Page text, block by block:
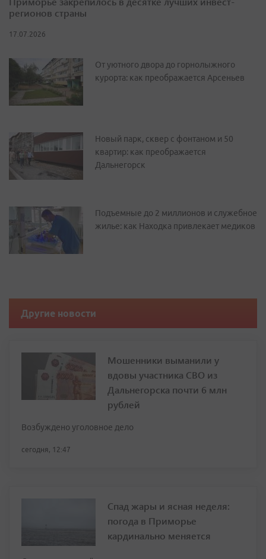
регионов страны
17.07.2026
От уютного двора до горнолыжного
курорта: как преображается Арсеньев
Новый парк, сквер с фонтаном и 50
квартир: как преображается
Дальнегорск
Подъемные до 2 миллионов и служебное
жилье: как Находка привлекает медиков
Другие новости
Мошенники выманили у
вдовы участника СВО из
Дальнегорска почти 6 млн
рублей
Возбуждено уголовное дело
сегодня, 12:47
Спад жары и ясная неделя:
погода в Приморье
кардинально меняется